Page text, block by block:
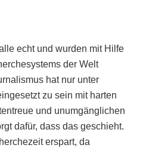
echt und wurden mit Hilfe
der Welt
hat nur unter
zu sein mit harten
und unumgänglichen
dafür, dass das geschieht.
erspart, da